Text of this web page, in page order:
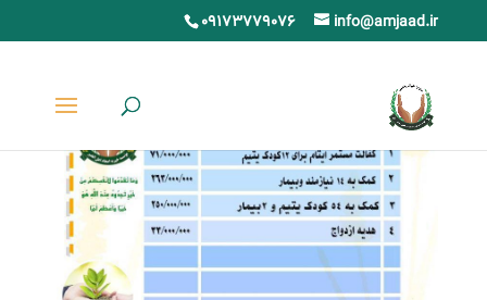
09173779076 info@amjaad.ir